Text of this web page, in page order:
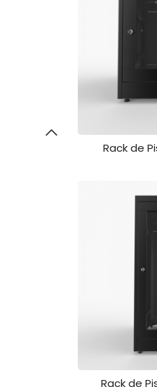
Rack de
Rack de